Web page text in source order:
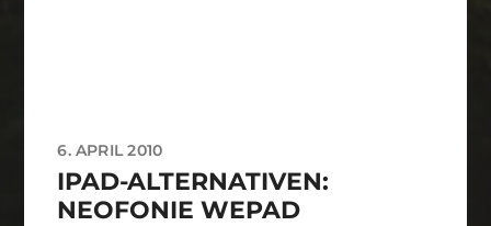
6. APRIL 2010
IPAD-ALTERNATIVEN:
NEOFONIE WEPAD